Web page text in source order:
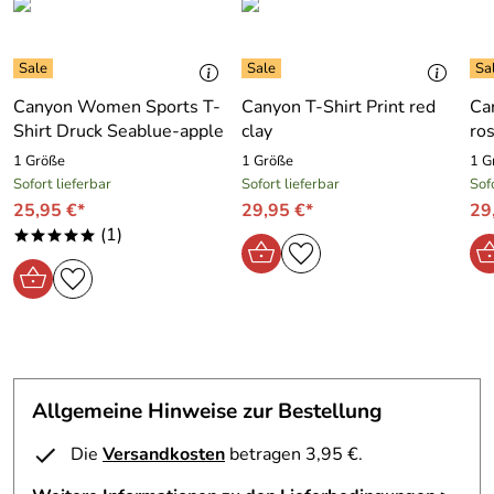
Canyon Women Sports T-
Shirt Druck Seablue-apple
1 Größe
Sofort lieferbar
25,95 €*
***** (1)
Canyon T-Shirt Print red
clay
1 Größe
Sofort lieferbar
29,95 €*
1
Allgemeine Hinweise zur Bestellung
Die Versandkosten betragen 3,95 €.